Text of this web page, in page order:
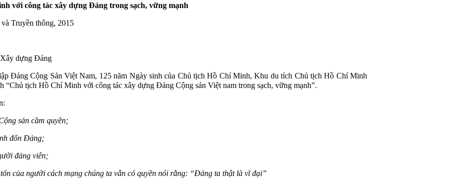
với công tác xây dựng Đảng trong sạch, vững mạnh
Truyền thông, 2015
dựng Đảng
Đảng Cộng Sản Việt Nam, 125 năm Ngày sinh của Chủ tịch Hồ Chí Minh, Khu du tích Chủ tịch Hồ Chí Minh
“Chủ tịch Hồ Chí Minh với công tác xây dựng Đảng Cộng sản Việt nam trong sạch, vững mạnh”.
sản cầm quyền;
đốn Đảng;
đảng viên;
của người cách mạng chúng ta vẫn có quyền nói rằng: “Đảng ta thật là vĩ đại”